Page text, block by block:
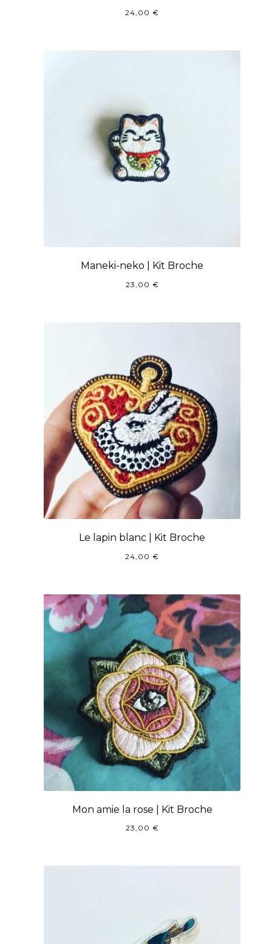
24,00 €
Maneki-neko | Kit Broche
23,00 €
Le lapin blanc | Kit Broche
24,00 €
Mon amie la rose | Kit Broche
23,00 €